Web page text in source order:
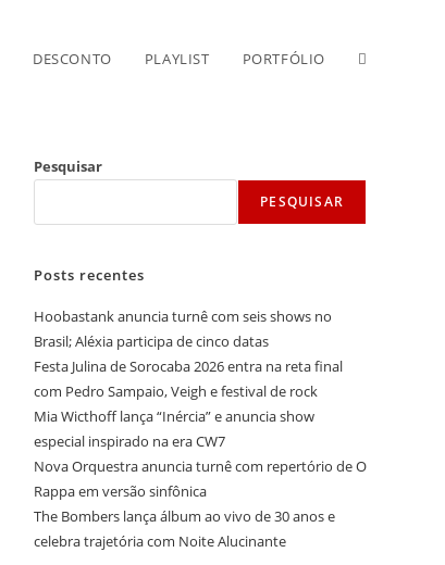
DESCONTO PLAYLIST PORTFÓLIO Alternar
do
Pesquisar
PESQUISAR
Posts recentes
Hoobastank anuncia turnê com seis shows no
Brasil; Aléxia participa de cinco datas
Festa Julina de Sorocaba 2026 entra na reta final
com Pedro Sampaio, Veigh e festival de rock
Mia Wicthoff lança “Inércia” e anuncia show
especial inspirado na era CW7
Nova Orquestra anuncia turnê com repertório de O
Rappa em versão sinfônica
The Bombers lança álbum ao vivo de 30 anos e
celebra trajetória com Noite Alucinante